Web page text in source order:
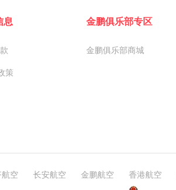
息
策
金鹏俱乐部专区
金鹏俱乐部商城
空 长安航空 金鹏航空 香港航空